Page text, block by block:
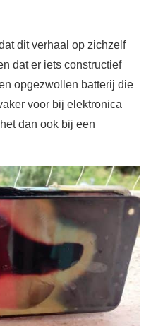
dit verhaal op zichzelf
dat er iets constructief
opgezwollen batterij die
voor bij elektronica
dan ook bij een